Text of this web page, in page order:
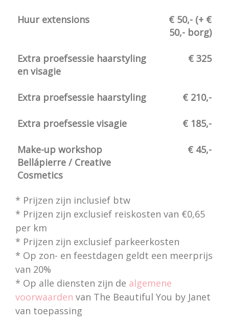
Huur extensions
€ 50,- (+ €
50,- borg)
Extra proefsessie haarstyling
en visagie
€ 325
Extra proefsessie haarstyling € 210,-
Extra proefsessie visagie € 185,-
Make-up workshop
Bellápierre / Creative
Cosmetics
€ 45,-
* Prijzen zijn inclusief btw
* Prijzen zijn exclusief reiskosten van €0,65
per km
* Prijzen zijn exclusief parkeerkosten
* Op zon- en feestdagen geldt een meerprijs
van 20%
* Op alle diensten zijn de algemene
voorwaarden van The Beautiful You by Janet
van toepassing